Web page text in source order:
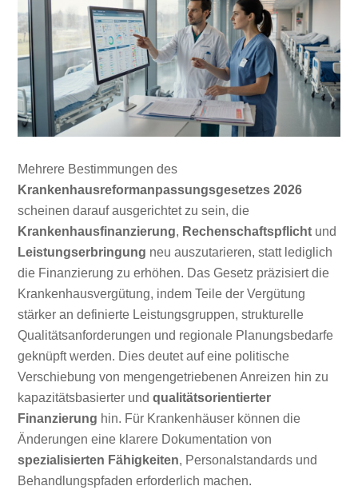
Mehrere Bestimmungen des
Krankenhausreformanpassungsgesetzes 2026
scheinen darauf ausgerichtet zu sein, die
Krankenhausfinanzierung, Rechenschaftspflicht und
Leistungserbringung neu auszutarieren, statt lediglich
die Finanzierung zu erhöhen. Das Gesetz präzisiert die
Krankenhausvergütung, indem Teile der Vergütung
stärker an definierte Leistungsgruppen, strukturelle
Qualitätsanforderungen und regionale Planungsbedarfe
geknüpft werden. Dies deutet auf eine politische
Verschiebung von mengengetriebenen Anreizen hin zu
kapazitätsbasierter undqualitätsorientierter
Finanzierung hin. Für Krankenhäuser können die
Änderungen eine klarere Dokumentation von
spezialisierten Fähigkeiten, Personalstandards und
Behandlungspfaden erforderlich machen.